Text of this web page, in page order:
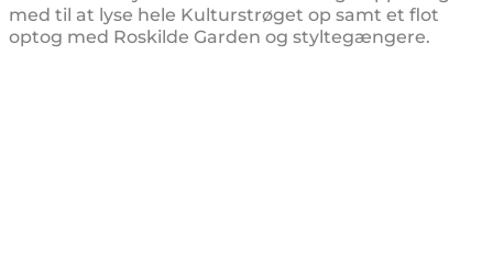
med til at lyse hele Kulturstrøget op samt et flot
optog med Roskilde Garden og styltegængere.